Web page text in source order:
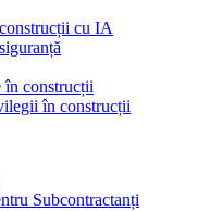
cu IA
în construcții
în construcții
Subcontractanți